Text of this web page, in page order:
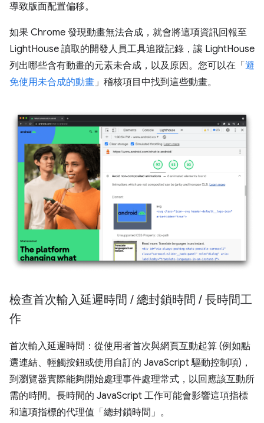
導致版面配置偏移。
如果 Chrome 發現動畫無法合成，就會將這項資訊回報至
LightHouse 讀取的開發人員工具追蹤記錄，讓 LightHouse
列出哪些含有動畫的元素未合成，以及原因。您可以在「 避
免使用未合成的動畫」稽核項目中找到這些動畫。
檢查首次輸入延遲時間 / 總封鎖時間 / 長時間工
作
首次輸入延遲時間：從使用者首次與網頁互動起算 (例如點
選連結、輕觸按鈕或使用自訂的 JavaScript 驅動控制項)，
到瀏覽器實際能夠開始處理事件處理常式，以回應該互動所
需的時間。長時間的 JavaScript 工作可能會影響這項指標
和這項指標的代理值「總封鎖時間」。